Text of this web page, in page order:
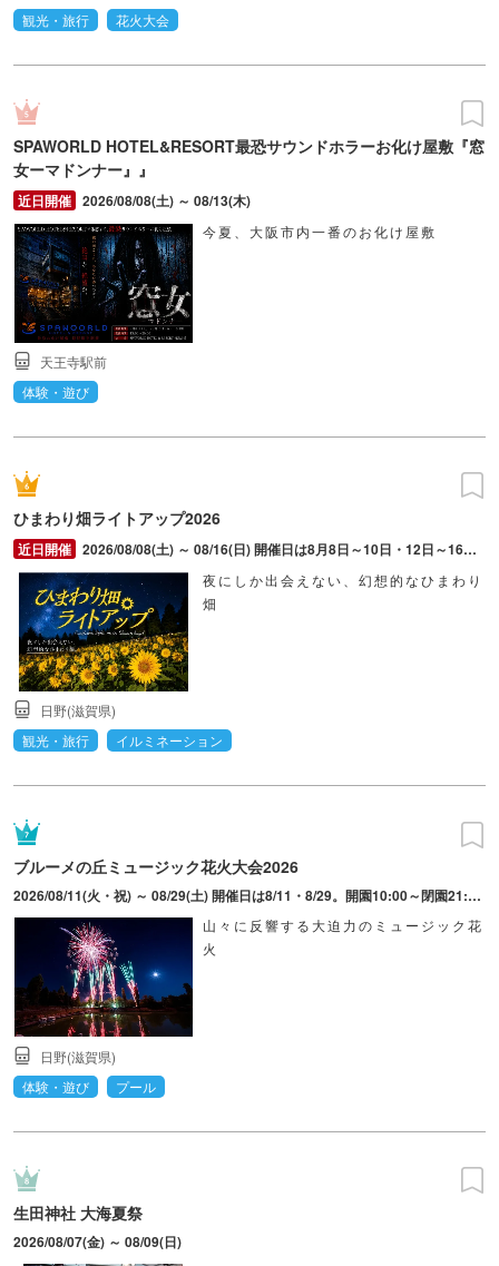
観光・旅行
花火大会
SPAWORLD HOTEL&RESORT最恐サウンドホラーお化け屋敷『窓
女ーマドンナー』』
2026/08/08(土) ～ 08/13(木)
今夏、大阪市内一番のお化け屋敷
天王寺駅前
体験・遊び
ひまわり畑ライトアップ2026
2026/08/08(土) ～ 08/16(日) 開催日は8月8日～10日・12日～16日。施設営業時間は10:00～20:30。ひまわりの開花状況は来園前にHPで確認できる。
夜にしか出会えない、幻想的なひまわり
畑
日野(滋賀県)
観光・旅行
イルミネーション
ブルーメの丘ミュージック花火大会2026
2026/08/11(火・祝) ～ 08/29(土) 開催日は8/11・8/29。開園10:00～閉園21:00、花火打上時間20:15～20:30予定、水遊びナイト営業19:00～21:00、屋台村10:00～21:00、ナイトドッグラン19:00～21:00。
山々に反響する大迫力のミュージック花
火
日野(滋賀県)
体験・遊び
プール
生田神社 大海夏祭
2026/08/07(金) ～ 08/09(日)